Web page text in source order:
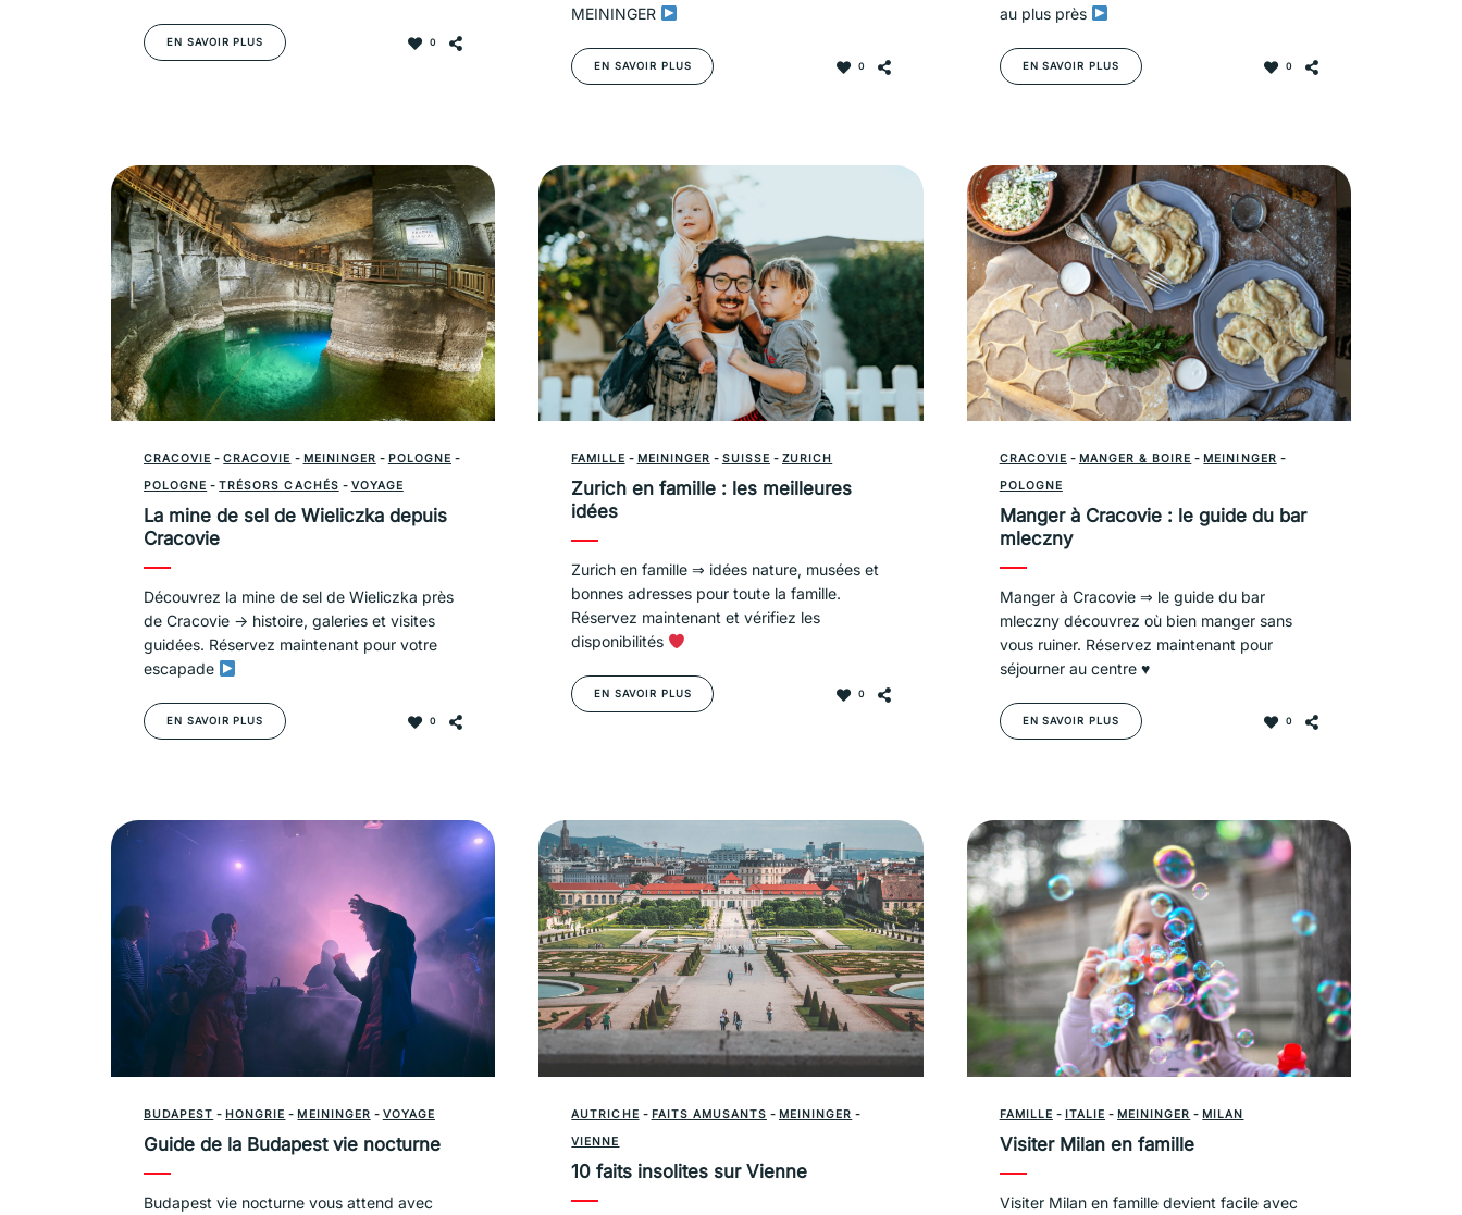
EN SAVOIR PLUS 0
MEININGER
EN SAVOIR PLUS 0
au plus près
EN SAVOIR PLUS 0
CRACOVIE -CRACOVIE - MEININGER - POLOGNE -
POLOGNE -TRÉSORS CACHÉS - VOYAGE
La mine de sel de Wieliczka depuis
Cracovie
Découvrez la mine de sel de Wieliczka près
de Cracovie → histoire, galeries et visites
guidées. Réservez maintenant pour votre
escapade
EN SAVOIR PLUS 0
FAMILLE - MEININGER - SUISSE -ZURICH
Zurich en famille : les meilleures
idées
Zurich en famille ⇒ idées nature, musées et
bonnes adresses pour toute la famille.
Réservez maintenant et vérifiez les
disponibilités
EN SAVOIR PLUS 0
CRACOVIE - MANGER & BOIRE - MEININGER -
POLOGNE
Manger à Cracovie : le guide du bar
mleczny
Manger à Cracovie ⇒ le guide du bar
mleczny découvrez où bien manger sans
vous ruiner. Réservez maintenant pour
séjourner au centre ♥
EN SAVOIR PLUS 0
BUDAPEST - HONGRIE - MEININGER - VOYAGE
Guide de la Budapest vie nocturne
Budapest vie nocturne vous attend avec
AUTRICHE - FAITS AMUSANTS - MEININGER -
VIENNE
10 faits insolites sur Vienne
FAMILLE - ITALIE - MEININGER - MILAN
Visiter Milan en famille
Visiter Milan en famille devient facile avec